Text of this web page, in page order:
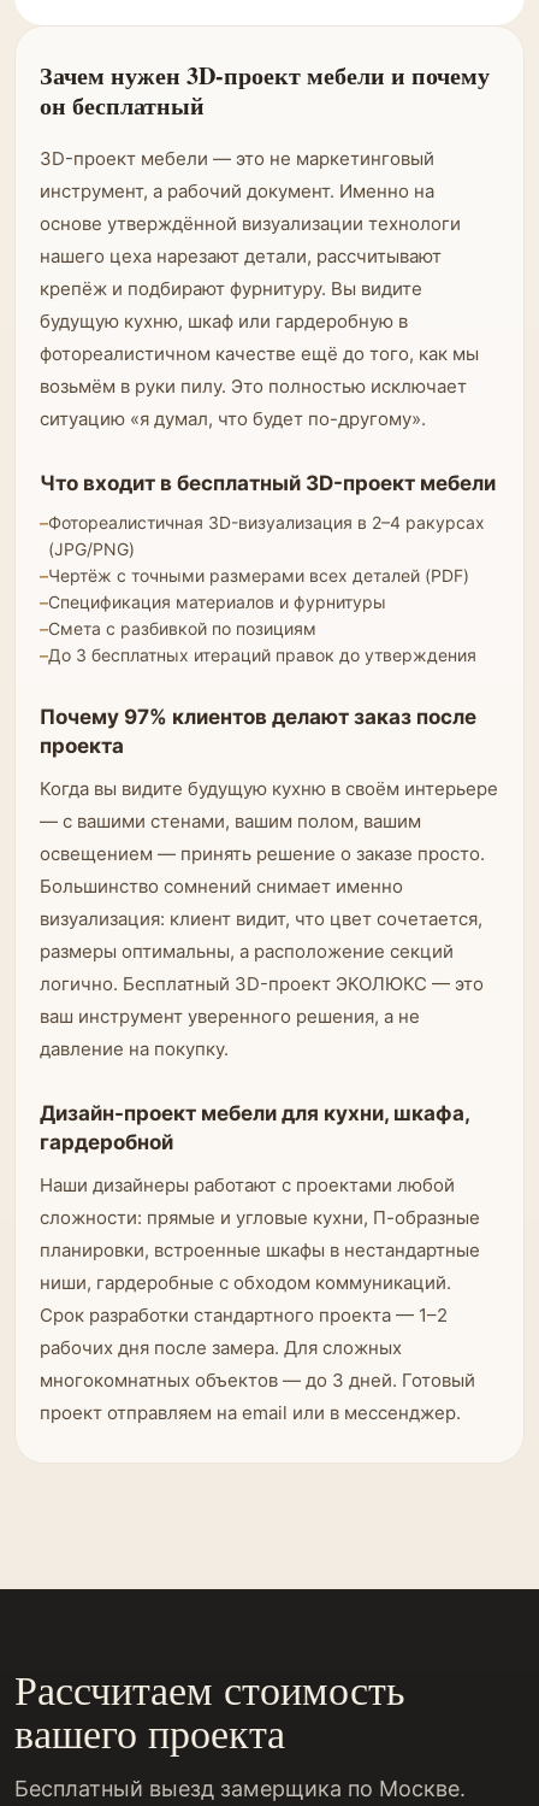
Зачем нужен 3D-проект мебели и почему
он бесплатный
3D-проект мебели — это не маркетинговый
инструмент, а рабочий документ. Именно на
основе утверждённой визуализации технологи
нашего цеха нарезают детали, рассчитывают
крепёж и подбирают фурнитуру. Вы видите
будущую кухню, шкаф или гардеробную в
фотореалистичном качестве ещё до того, как мы
возьмём в руки пилу. Это полностью исключает
ситуацию «я думал, что будет по-другому».
Что входит в бесплатный 3D-проект мебели
Фотореалистичная 3D-визуализация в 2–4 ракурсах
(JPG/PNG)
Чертёж с точными размерами всех деталей (PDF)
Спецификация материалов и фурнитуры
Смета с разбивкой по позициям
До 3 бесплатных итераций правок до утверждения
Почему 97% клиентов делают заказ после
проекта
Когда вы видите будущую кухню в своём интерьере
— с вашими стенами, вашим полом, вашим
освещением — принять решение о заказе просто.
Большинство сомнений снимает именно
визуализация: клиент видит, что цвет сочетается,
размеры оптимальны, а расположение секций
логично. Бесплатный 3D-проект ЭКОЛЮКС — это
ваш инструмент уверенного решения, а не
давление на покупку.
Дизайн-проект мебели для кухни, шкафа,
гардеробной
Наши дизайнеры работают с проектами любой
сложности: прямые и угловые кухни, П-образные
планировки, встроенные шкафы в нестандартные
ниши, гардеробные с обходом коммуникаций.
Срок разработки стандартного проекта — 1–2
рабочих дня после замера. Для сложных
многокомнатных объектов — до 3 дней. Готовый
проект отправляем на email или в мессенджер.
Рассчитаем стоимость
вашего проекта
Бесплатный выезд замерщика по Москве.